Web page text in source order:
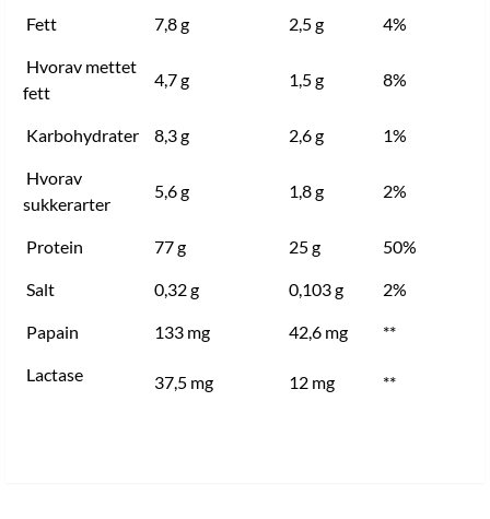
Fett 7,8 g 2,5 g 4%
Hvorav mettet
fett
4,7 g 1,5 g 8%
Karbohydrater 8,3 g 2,6 g 1%
Hvorav
sukkerarter
5,6 g 1,8 g 2%
Protein 77 g 25 g 50%
Salt 0,32 g 0,103 g 2%
Papain 133 mg 42,6 mg **
Lactase 37,5 mg 12 mg **